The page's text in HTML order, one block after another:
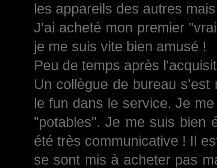
les appareils des autres
J'ai acheté mon premier
je me suis vite bien amusé !
Peu de temps après
Un collègue de bureau
le fun dans le service. Je
"potables". Je me suis bien
été très communicative ! Il
se sont mis à acheter pas